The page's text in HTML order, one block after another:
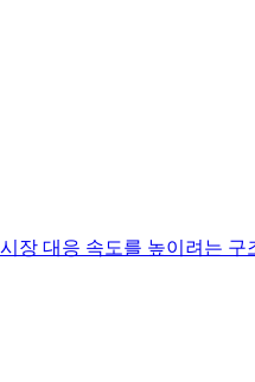
장 대응 속도를 높이려는 구